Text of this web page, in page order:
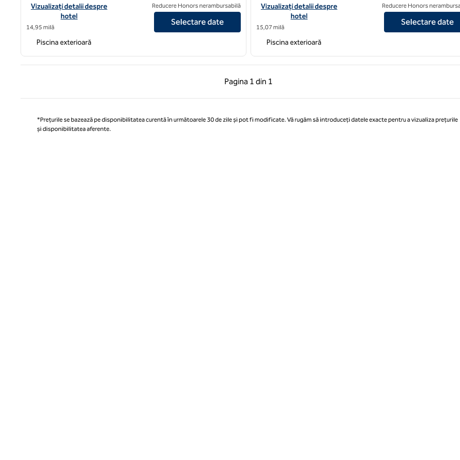
Vizualizați detaliile hotelului Signia by Hilton Orlando - Un hotel oficial Walt Disney World®
Vizualizați detalii despre
hotel
14,95 milă
Reducere Honors nerambursabilă
Selectare date
Piscina exterioară
Vizualizați detaliile hotelului Waldorf Astoria Orlando - Un hotel
Vizualizați detalii despre
hotel
15,07 milă
Reducere Honors
Selectare date
Piscina exterioară
Pagina 1 din 1
Pagina anterioară, 1 din 1
Pagina 1 din 1
*Prețurile se bazează pe disponibilitatea curentă în următoarele 30 de zile și pot fi modificate. Vă rugăm să introduceți datele exacte pentru a vizualiza prețurile
și disponibilitatea aferente.